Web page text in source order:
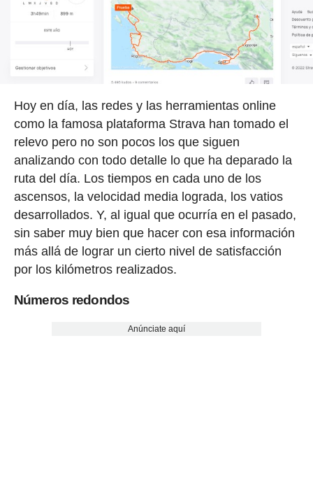
Hoy en día, las redes y las herramientas online
como la famosa plataforma Strava han tomado el
relevo pero no son pocos los que siguen
analizando con todo detalle lo que ha deparado la
ruta del día. Los tiempos en cada uno de los
ascensos, la velocidad media lograda, los vatios
desarrollados. Y, al igual que ocurría en el pasado,
sin saber muy bien que hacer con esa información
más allá de lograr un cierto nivel de satisfacción
por los kilómetros realizados.
Números redondos
Anúnciate aquí